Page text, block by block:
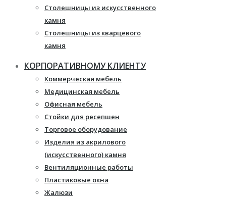
Столешницы из искусственного
камня
Столешницы из кварцевого
камня
Каминные порталы
Камины Dimplex
Искусственный камень White
Hills
Балконы ПВХ
Пластиковые окна
Жалюзи
Рулонные шторы
КОРПОРАТИВНОМУ КЛИЕНТУ
Коммерческая мебель
Медицинская мебель
Офисная мебель
Стойки для ресепшен
Торговое оборудование
Изделия из акрилового
(искусственного) камня
Вентиляционные работы
Пластиковые окна
Жалюзи